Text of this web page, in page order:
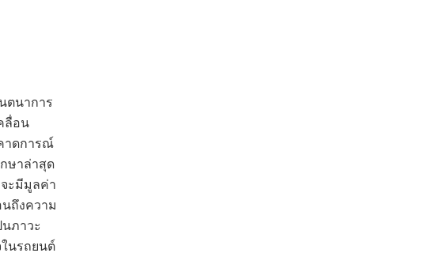
ตนาการ
ลื่อน
าดการณ์
ษาล่าสุด
ะมีมูลค่า
ถึงความ
ภาวะ
นรถยนต์